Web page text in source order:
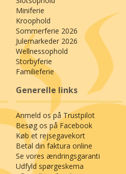
Miniferie
Kroophold
Sommerferie 2026
Julemarkeder 2026
Wellnessophold
Storbyferie
Familieferie
Generelle links
Anmeld os på Trustpilot
Besøg os på Facebook
Køb et rejsegavekort
Betal din faktura online
Se vores ændringsgaranti
Udfyld spørgeskema